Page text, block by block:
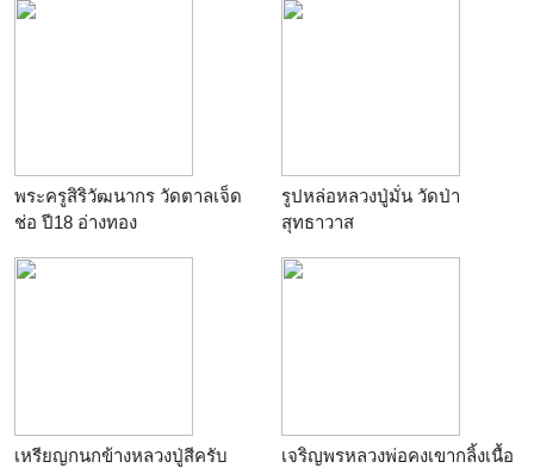
พระครูสิริวัฒนากร วัดตาลเจ็ด
ช่อ ปี18 อ่างทอง
รูปหล่อหลวงปู่มั่น วัดป่า
สุทธาวาส
เหรียญกนกข้างหลวงปู่สีครับ
เจริญพรหลวงพ่อคงเขากลิ้งเนื้อ